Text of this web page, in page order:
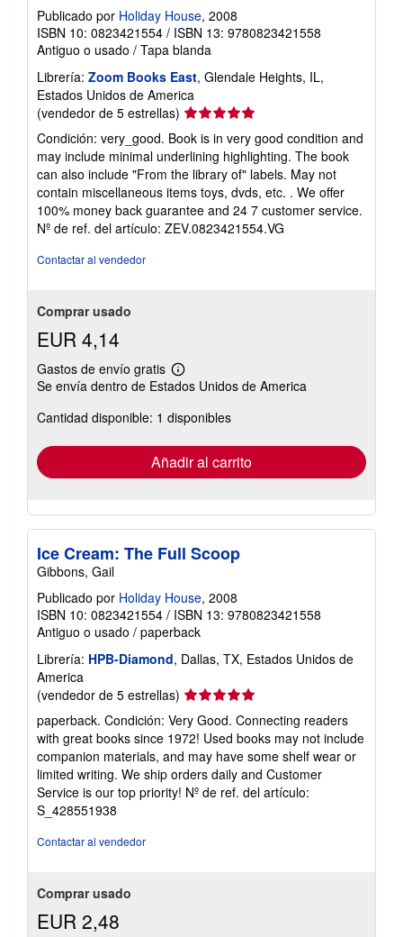
Publicado por Holiday House, 2008
ISBN 10: 0823421554 / ISBN 13: 9780823421558
Antiguo o usado / Tapa blanda
Librería: Zoom Books East, Glendale Heights, IL,
Estados Unidos de America
(vendedor de 5 estrellas) Calificación
del
vendedor:
5
de
5
estrellas
Condición: very_good. Book is in very good condition and
may include minimal underlining highlighting. The book
can also include "From the library of" labels. May not
contain miscellaneous items toys, dvds, etc. . We offer
100% money back guarantee and 24 7 customer service.
Nº de ref. del artículo: ZEV.0823421554.VG
Contactar al vendedor
Comprar usado
EUR 4,14
Gastos de envío gratis
Más
información
las
tarifas
envío
Se envía dentro de Estados Unidos de America
Cantidad disponible: 1 disponibles
Añadir al carrito
Ice Cream: The Full Scoop
Gibbons, Gail
Publicado por Holiday House, 2008
ISBN 10: 0823421554 / ISBN 13: 9780823421558
Antiguo o usado / paperback
Librería: HPB-Diamond, Dallas, TX, Estados Unidos de
America
(vendedor de 5 estrellas) Calificación
del
vendedor:
5
de
5
estrellas
paperback. Condición: Very Good. Connecting readers
with great books since 1972! Used books may not include
companion materials, and may have some shelf wear or
limited writing. We ship orders daily and Customer
Service is our top priority! Nº de ref. del artículo:
S_428551938
Contactar al vendedor
Comprar usado
EUR 2,48